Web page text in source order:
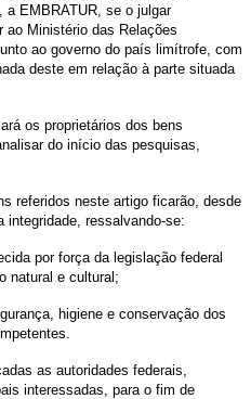
EMBRATUR, se o julgar
ao Ministério das Relações
ao governo do país limítrofe, com
deste em relação à parte situada
os proprietários dos bens
do início das pesquisas,
neste artigo ficarão, desde
ressalvando-se:
por força da legislação federal
natural e cultural;
higiene e conservação dos
as autoridades federais,
interessadas, para o fim de